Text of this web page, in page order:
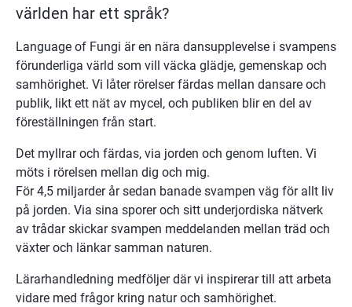
världen har ett språk?
Language of Fungi är en nära dansupplevelse i svampens
förunderliga värld som vill väcka glädje, gemenskap och
samhörighet. Vi låter rörelser färdas mellan dansare och
publik, likt ett nät av mycel, och publiken blir en del av
föreställningen från start.
Det myllrar och färdas, via jorden och genom luften. Vi
möts i rörelsen mellan dig och mig.
För 4,5 miljarder år sedan banade svampen väg för allt liv
på jorden. Via sina sporer och sitt underjordiska nätverk
av trådar skickar svampen meddelanden mellan träd och
växter och länkar samman naturen.
Lärarhandledning medföljer där vi inspirerar till att arbeta
vidare med frågor kring natur och samhörighet.